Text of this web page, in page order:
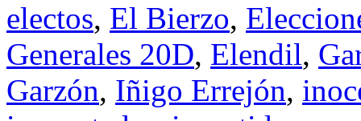
electos, El Bierzo,
Generales 20D, Elendil,
Garzón, Iñigo Errejón,